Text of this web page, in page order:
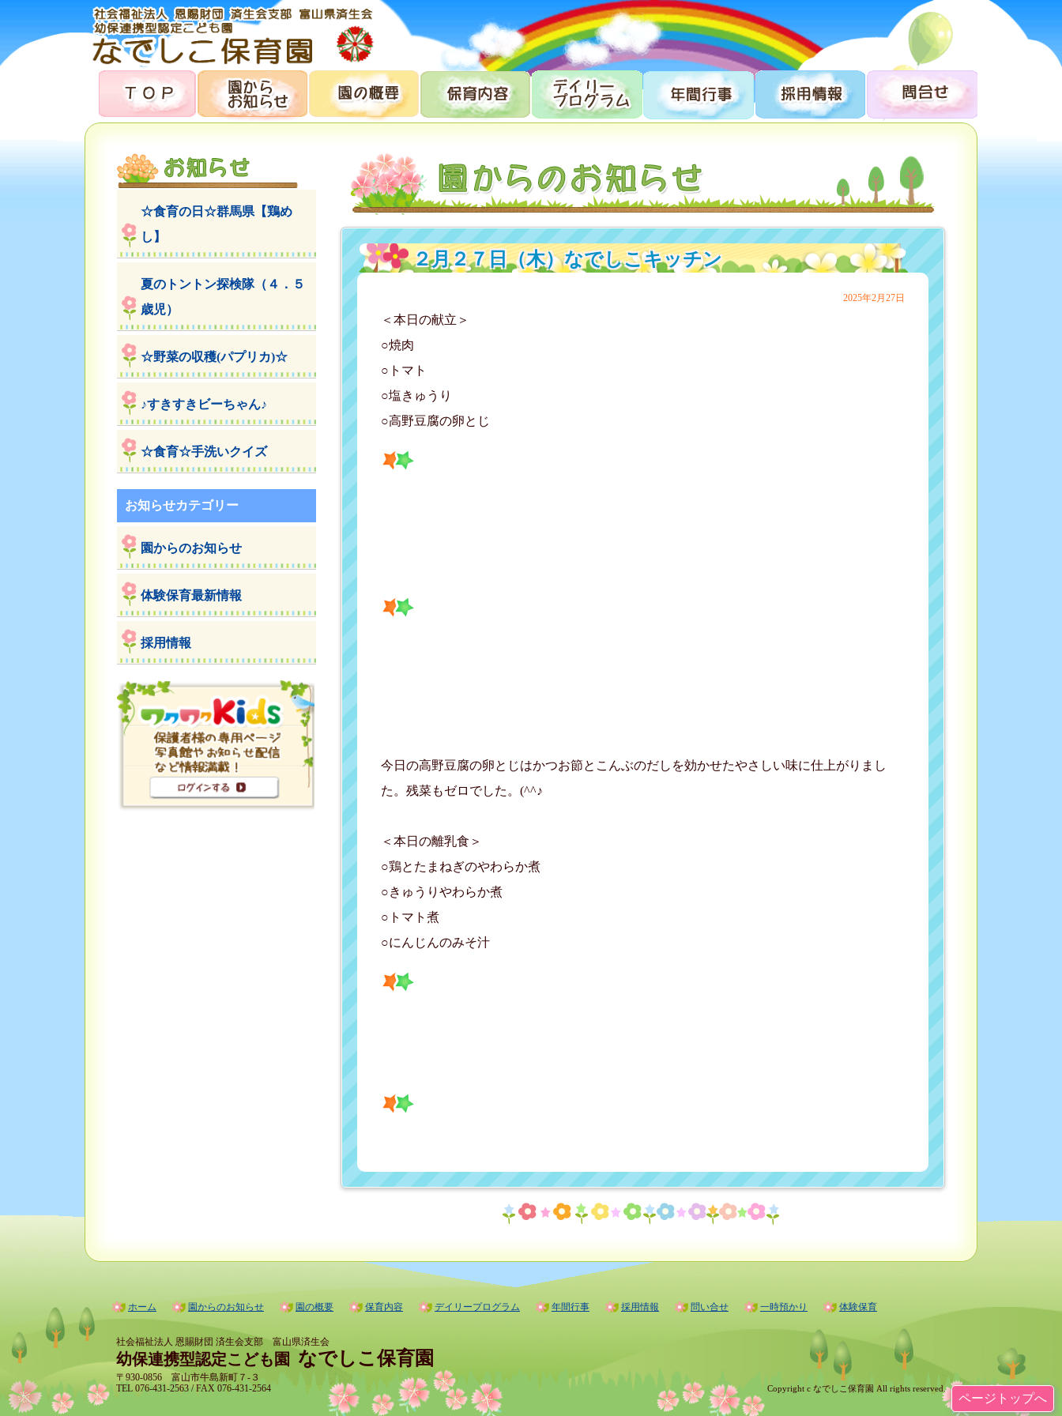
２月２７日（木）なでしこキッチン
2025年2月27日
＜本日の献立＞
○焼肉
○トマト
○塩きゅうり
○高野豆腐の卵とじ
今日の高野豆腐の卵とじはかつお節とこんぶのだしを効かせたやさしい味に仕上がりまし
た。残菜もゼロでした。(^^♪
＜本日の離乳食＞
○鶏とたまねぎのやわらか煮
○きゅうりやわらか煮
○トマト煮
○にんじんのみそ汁
☆食育の日☆群馬県【鶏め
し】
夏のトントン探検隊（４．５
歳児）
☆野菜の収穫(パプリカ)☆
♪すきすきビーちゃん♪
☆食育☆手洗いクイズ
お知らせカテゴリー
園からのお知らせ
体験保育最新情報
採用情報
ページトップへ
ホーム 園からのお知らせ 園の概要 保育内容 デイリープログラム 年間行事 採用情報 問い合せ 一時預かり 体験保育
社会福祉法人 恩賜財団 済生会支部 富山県済生会
幼保連携型認定こども園 なでしこ保育園
〒930-0856 富山市牛島新町７-３
TEL 076-431-2563 / FAX 076-431-2564
Copyright c なでしこ保育園 All rights reserved.